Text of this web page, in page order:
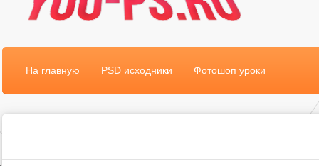
На главную PSD исходники Фотошоп уроки